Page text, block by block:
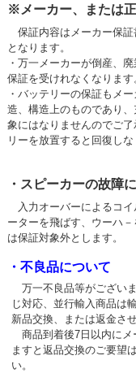
※メーカー、または
保証内容はメーカー保証
となります。
・万一メーカーが倒産、
保証を受けれなくなります
・バッテリーの保証もメ
造、構造上のものであり
象にはなりませんのでご
リーを放置すると回復し
・スピーカーの故障
入力オーバーによるコイ
ーターを飛ばす、ウーハ
は保証対象外とします。
・不良品について
万一不良品等がござい
じ対応、並行輸入商品は
新品交換、または返金さ
商品到着後7日以内にメ
ますと返品交換のご要望
い。